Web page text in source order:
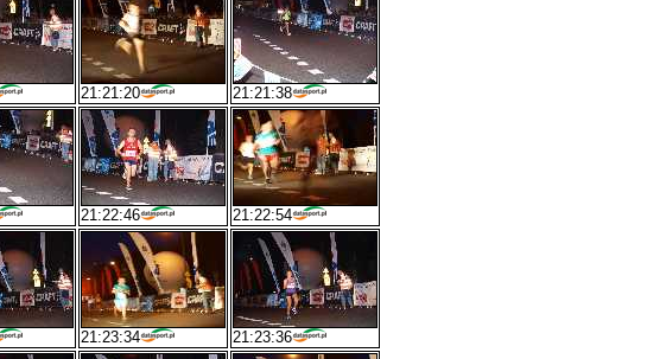
21:21:20 21:21:38
21:22:46 21:22:54
21:23:34 21:23:36